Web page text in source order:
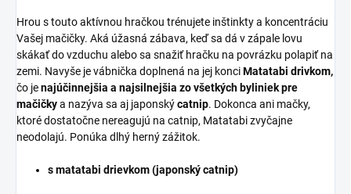
Hrou s touto aktívnou hračkou trénujete inštinkty a koncentráciu
Vašej mačičky. Aká úžasná zábava, keď sa dá v zápale lovu
skákať do vzduchu alebo sa snažiť hračku na povrázku polapiť na
zemi. Navyše je vábnička doplnená na jej konciMatatabi drivkom,
čo jenajúčinnejšia a najsilnejšia zo všetkých byliniek pre
mačičkya nazýva sa aj japonskýcatnip. Dokonca ani mačky,
ktoré dostatočne nereagujú na catnip, Matatabi zvyčajne
neodolajú. Ponúka dlhý herný zážitok.
s matatabi drievkom (japonský catnip)